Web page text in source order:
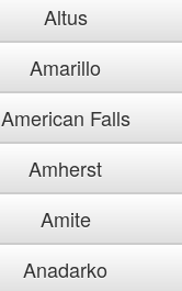
Altus
Amarillo
American Falls
Amherst
Amite
Anadarko